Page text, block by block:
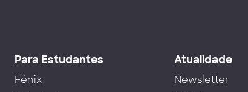
Para Estudantes
Fénix
Atualidade
Newsletter